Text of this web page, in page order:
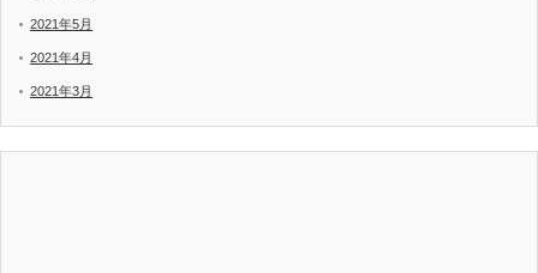
2021年5月
2021年4月
2021年3月